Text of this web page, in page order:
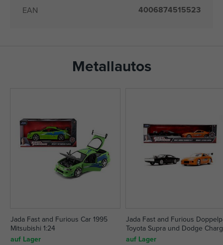
EAN 4006874515523
Metallautos
Jada Fast and Furious Car 1995
Mitsubishi 1:24
auf Lager
Jada Fast and Furious
Toyota Supra und Dodge
1:32
auf Lager